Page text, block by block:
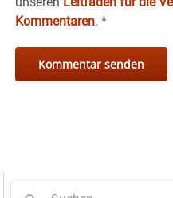
Kommentaren. *